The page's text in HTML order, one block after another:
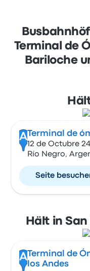
Terminal de
Bariloche
A Terminal de
12 de Octubre
Río Negro,
Seite
Hält in
A Terminal de
los Andes